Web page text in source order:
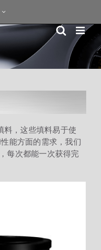
料，这些填料易于使
能方面的需求，我们
每次都能一次获得完